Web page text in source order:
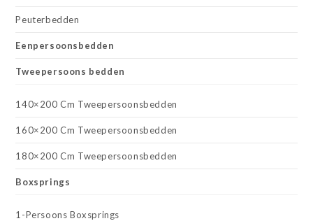
Peuterbedden
Eenpersoonsbedden
Tweepersoons bedden
140×200 Cm Tweepersoonsbedden
160×200 Cm Tweepersoonsbedden
180×200 Cm Tweepersoonsbedden
Boxsprings
1-Persoons Boxsprings